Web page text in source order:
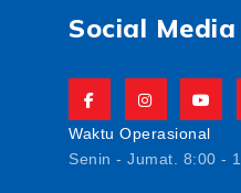
Social Media
Waktu Operasional
Senin - Jumat. 8:00 -